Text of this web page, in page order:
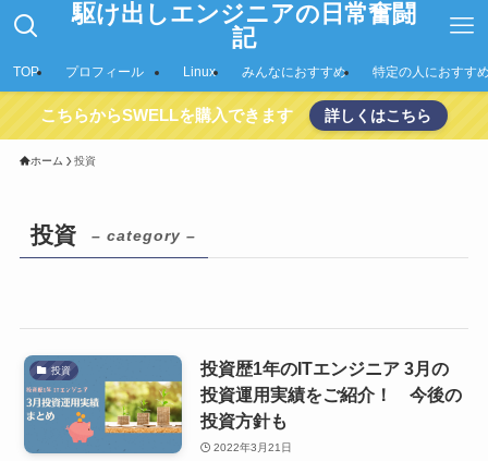
駆け出しエンジニアの日常奮闘
記
TOP プロフィール Linux みんなにおすすめ 特定の人におすす
こちらからSWELLを購入できます 詳しくはこちら
ホーム 投資
投資 – category –
投資
投資歴1年のITエンジニア 3月の
投資運用実績をご紹介！ 今後の
投資方針も
2022年3月21日